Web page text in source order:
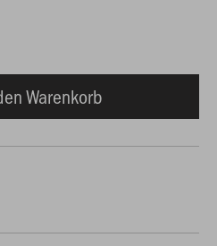
Warenkorb